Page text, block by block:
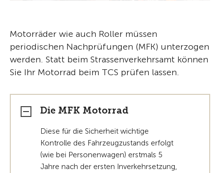
Motorräder wie auch Roller müssen
periodischen Nachprüfungen (MFK) unterzogen
werden. Statt beim Strassenverkehrsamt können
Sie Ihr Motorrad beim TCS prüfen lassen.
Die MFK Motorrad
Diese für die Sicherheit wichtige
Kontrolle des Fahrzeugzustands erfolgt
(wie bei Personenwagen) erstmals 5
Jahre nach der ersten Inverkehrsetzung,